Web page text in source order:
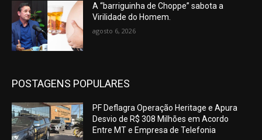
A “barriguinha de Choppe” sabota a
Virilidade do Homem.
agosto 6, 2026
POSTAGENS POPULARES
PF Deflagra Operação Heritage e Apura
Desvio de R$ 308 Milhões em Acordo
Entre MT e Empresa de Telefonia